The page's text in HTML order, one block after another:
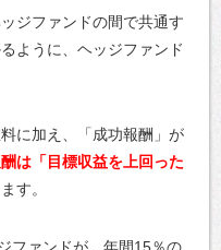
ジファンドの間で共通す
ように、ヘッジファンド
に加え、「成功報酬」が
は「目標収益を上回った
す。
ファンドが、年間15％の